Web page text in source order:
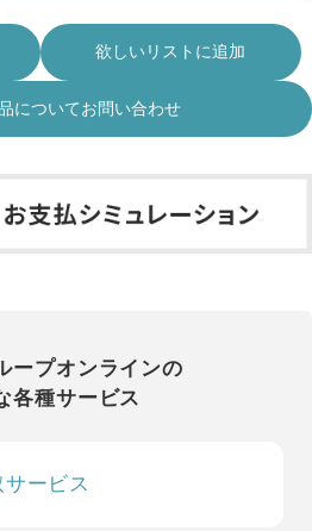
欲しいリストに追加
についてお問い合わせ
ープオンラインの
各種サービス
ービス